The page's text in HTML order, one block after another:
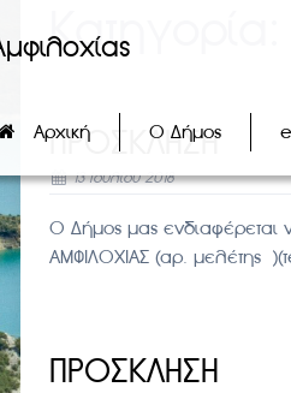
Αρχική Ο Δήμος
Κατηγορία:
ΠΡΟΣΚΛΗΣΗ
13 Ιουλίου 2018
Ο Δήμος μας
ΑΜΦΙΛΟΧΙΑΣ (αρ. μελέτης
ΠΡΟΣΚΛΗΣΗ